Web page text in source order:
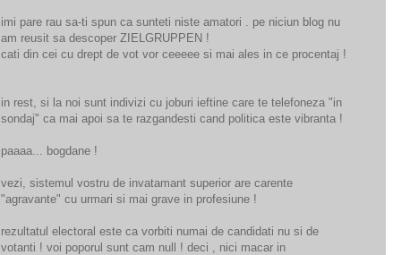
imi pare rau sa-ti spun ca sunteti niste amatori . pe niciun blog nu
am reusit sa descoper ZIELGRUPPEN !
cati din cei cu drept de vot vor ceeeee si mai ales in ce procentaj !
in rest, si la noi sunt indivizi cu joburi ieftine care te telefoneza "in
sondaj" ca mai apoi sa te razgandesti cand politica este vibranta !
paaaa... bogdane !
vezi, sistemul vostru de invatamant superior are carente
"agravante" cu urmari si mai grave in profesiune !
rezultatul electoral este ca vorbiti numai de candidati nu si de
votanti ! voi poporul sunt cam null ! deci , nici macar in